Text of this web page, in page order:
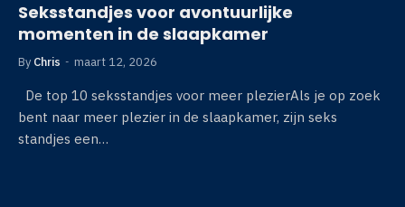
Seksstandjes voor avontuurlijke
momenten in de slaapkamer
By Chris maart 12, 2026
De top 10 seksstandjes voor meer plezierAls je op zoek
bent naar meer plezier in de slaapkamer, zijn seks
standjes een…